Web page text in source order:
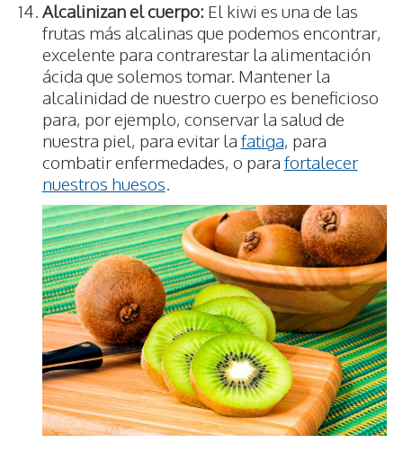
Alcalinizan el cuerpo: El kiwi es una de las
frutas más alcalinas que podemos encontrar,
excelente para contrarestar la alimentación
ácida que solemos tomar. Mantener la
alcalinidad de nuestro cuerpo es beneficioso
para, por ejemplo, conservar la salud de
nuestra piel, para evitar la fatiga, para
combatir enfermedades, o para fortalecer
nuestros huesos.